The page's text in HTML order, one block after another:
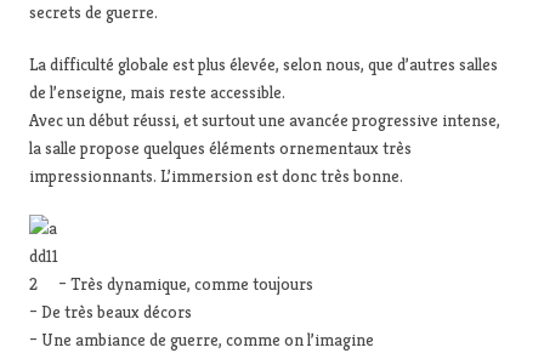
secrets de guerre.
La difficulté globale est plus élevée, selon nous, que d’autres salles
de l’enseigne, mais reste accessible.
Avec un début réussi, et surtout une avancée progressive intense,
la salle propose quelques éléments ornementaux très
impressionnants. L’immersion est donc très bonne.
– Très dynamique, comme toujours
– De très beaux décors
– Une ambiance de guerre, comme on l’imagine